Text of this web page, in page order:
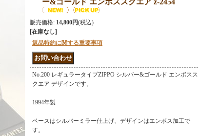
ー&ゴールド エンボススクエア z-2454
販売価格: 14,800円(税込)
[在庫なし]
返品特約に関する重要事項
No.200 レギュラータイプZIPPO シルバー&ゴールド エンボスス
クエア デザインです。
1994年製
ベースはシルバーミラー仕上げ、デザインはエンボス加工で
す。